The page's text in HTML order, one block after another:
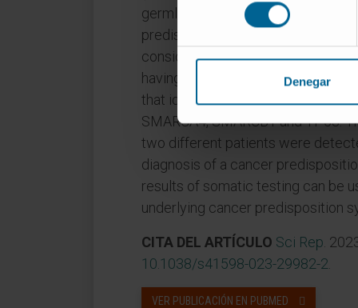
Denegar
germline alterations in clinically
predisposition syndromes.
consideration for the patient
having potential pathogenic
that identified variants in the
SMARCA4, SMARCB1 and TP53.
two different patients were
diagnosis of a cancer
results of somatic testing can be
underlying cancer predisposition
CITA DEL ARTÍCULO Sci Rep .
10.1038/s41598-023-29982-2
VER PUBLICACIÓN EN PUBMED